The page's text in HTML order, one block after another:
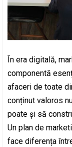
În era digitală,
componentă
afaceri de toate
conținut valoros
poate și să
Un plan de
face diferența